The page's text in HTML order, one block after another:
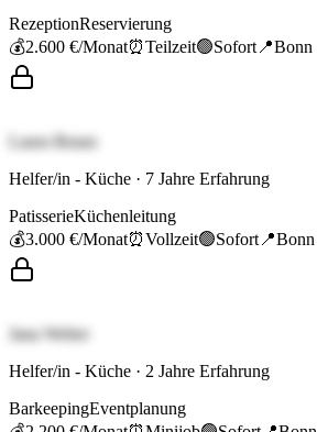
RezeptionReservierung
💰2.600 €/Monat⏰Teilzeit🟢Sofort 📍Bonn
Laura Braun
Helfer/in - Küche · 7 Jahre Erfahrung
PatisserieKüchenleitung
💰3.000 €/Monat⏰Vollzeit🟢Sofort 📍Bonn
Jana Weber
Helfer/in - Küche · 2 Jahre Erfahrung
BarkeepingEventplanung